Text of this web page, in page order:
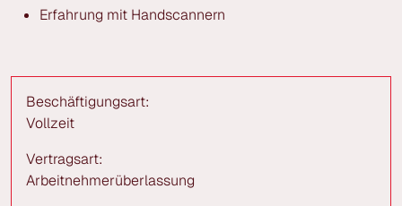
Erfahrung mit Handscannern
Beschäftigungsart:
Vollzeit
Vertragsart:
Arbeitnehmerüberlassung